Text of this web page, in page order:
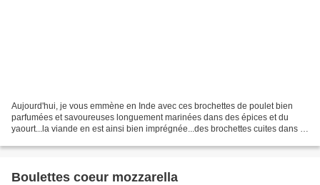
Aujourd'hui, je vous emmène en Inde avec ces brochettes de poulet bien
parfumées et savoureuses longuement marinées dans des épices et du
yaourt...la viande en est ainsi bien imprégnée...des brochettes cuites dans le
Boulettes coeur mozzarella